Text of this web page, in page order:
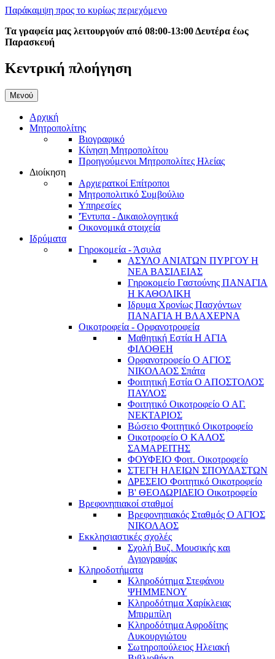
Παράκαμψη προς το κυρίως περιεχόμενο
Τα γραφεία μας λειτουργούν από 08:00-13:00 Δευτέρα έως
Παρασκευή
Κεντρική πλοήγηση
Μενού
Αρχική
Μητροπολίτης
Βιογραφικό
Κίνηση Μητροπολίτου
Προηγούμενοι Μητροπολίτες Ηλείας
Διοίκηση
Αρχιερατκοί Επίτροποι
Μητροπολιτικό Συμβούλιο
Υπηρεσίες
'Έντυπα - Δικαιολογητικά
Οικονομικά στοιχεία
Ιδρύματα
Γηροκομεία - Άσυλα
ΑΣΥΛΟ ΑΝΙΑΤΩΝ ΠΥΡΓΟΥ Η
ΝΕΑ ΒΑΣΙΛΕΙΑΣ
Γηροκομείο Γαστούνης ΠΑΝΑΓΙΑ
Η ΚΑΘΟΛΙΚΗ
Ιδρυμα Χρονίως Πασχόντων
ΠΑΝΑΓΙΑ Η ΒΛΑΧΕΡΝΑ
Οικοτροφεία - Ορφανοτροφεία
Μαθητική Εστία Η ΑΓΙΑ
ΦΙΛΟΘΕΗ
Ορφανοτροφείο Ο ΑΓΙΟΣ
ΝΙΚΟΛΑΟΣ Σπάτα
Φοιτητική Εστία Ο ΑΠΟΣΤΟΛΟΣ
ΠΑΥΛΟΣ
Φοιτητικό Οικοτροφείο Ο ΑΓ.
ΝΕΚΤΑΡΙΟΣ
Βώσειο Φοιτητικό Οικοτροφείο
Οικοτροφείο Ο ΚΑΛΟΣ
ΣΑΜΑΡΕΙΤΗΣ
ΦΟΥΦΕΙΟ Φοιτ. Οικοτροφείο
ΣΤΕΓΗ ΗΛΕΙΩΝ ΣΠΟΥΔΑΣΤΩΝ
ΔΡΕΣΕΙΟ Φοιτητικό Οικοτροφείο
Β' ΘΕΟΔΩΡΙΔΕΙΟ Οικοτροφείο
Βρεφονηπιακοί σταθμοί
Βρεφονηπιακός Σταθμός Ο ΑΓΙΟΣ
ΝΙΚΟΛΑΟΣ
Εκκλησιαστικές σχολές
Σχολή Βυζ. Μουσικής και
Αγιογραφίας
Κληροδοτήματα
Κληροδότημα Στεφάνου
ΨΗΜΜΕΝΟΥ
Κληροδότημα Χαρίκλειας
Μπιρμπίλη
Κληροδότημα Αφροδίτης
Λυκουργιώτου
Σωτηροπούλειος Ηλειακή